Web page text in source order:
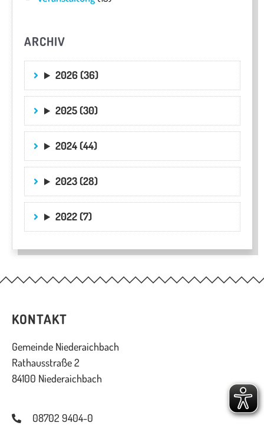
ARCHIV
2026 (36)
2025 (30)
2024 (44)
2023 (28)
2022 (7)
KONTAKT
Gemeinde Niederaichbach
Rathausstraße 2
84100 Niederaichbach
08702 9404-0